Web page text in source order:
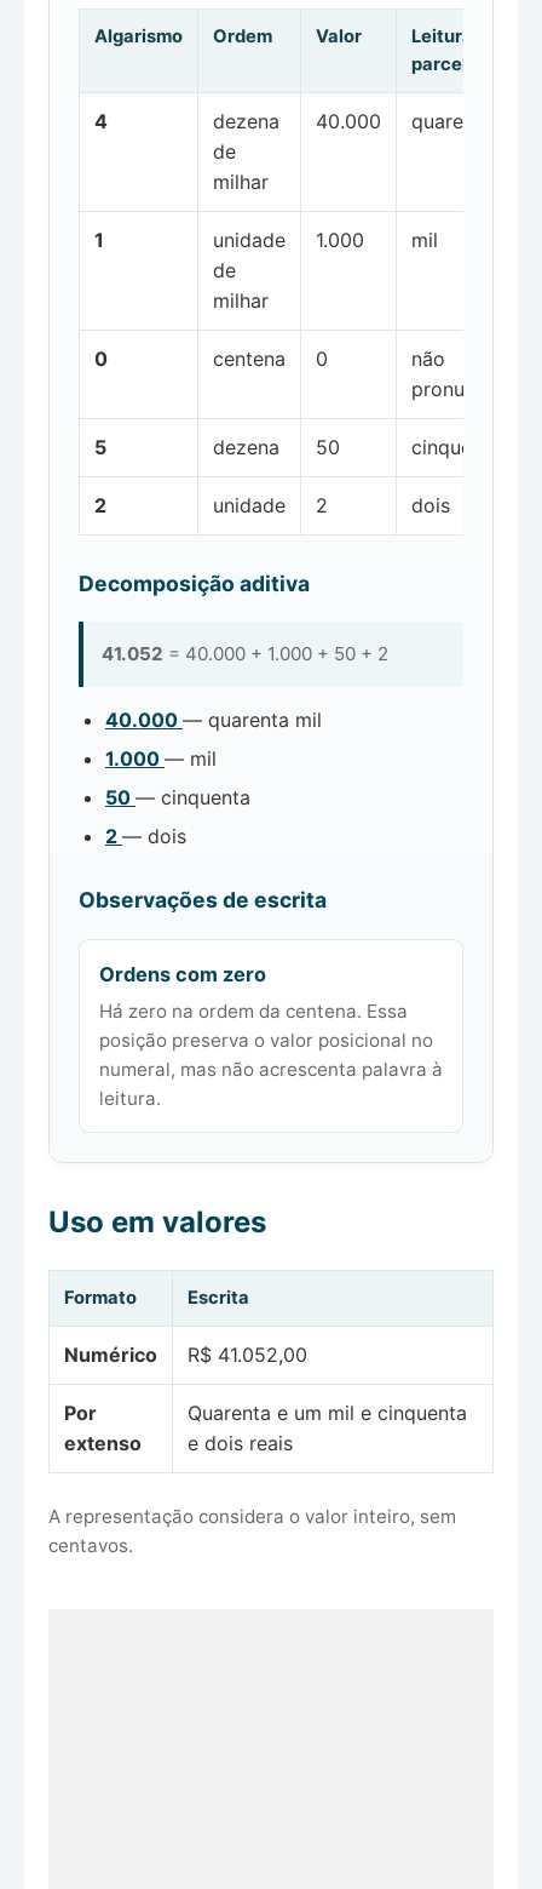
Algarismo Ordem Valor
Leitura da
parcela
4
dezena
de
milhar
40.000 quarenta mil
1
unidade
de
milhar
1.000 mil
0 centena 0
não
pronunciada
5 dezena 50 cinquenta
2 unidade 2 dois
Decomposição aditiva
41.052 = 40.000 + 1.000 + 50 + 2
40.000 — quarenta mil
1.000 — mil
50 — cinquenta
2 — dois
Observações de escrita
Ordens com zero
Há zero na ordem da centena. Essa
posição preserva o valor posicional no
numeral, mas não acrescenta palavra à
leitura.
Uso em valores
Formato Escrita
Numérico R$ 41.052,00
Por
extenso
Quarenta e um mil e cinquenta
e dois reais
A representação considera o valor inteiro, sem
centavos.